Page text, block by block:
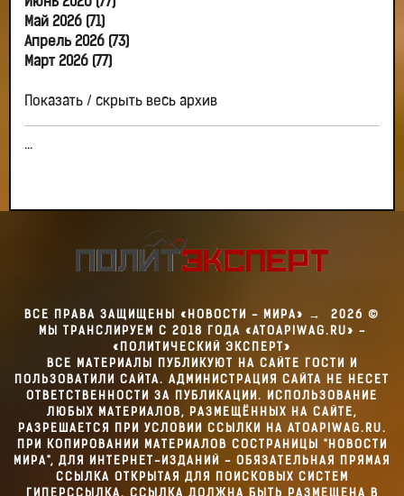
Май 2026 (71)
Апрель 2026 (73)
Март 2026 (77)
Показать / скрыть весь архив
...
ВСЕ ПРАВА ЗАЩИЩЕНЫ «НОВОСТИ - МИРА» → 2026 ©
МЫ ТРАНСЛИРУЕМ С 2018 ГОДА «ATOAPIWAG.RU» -
«ПОЛИТИЧЕСКИЙ ЭКСПЕРТ»
ВСЕ МАТЕРИАЛЫ ПУБЛИКУЮТ НА САЙТЕ ГОСТИ И
ПОЛЬЗОВАТИЛИ САЙТА. АДМИНИСТРАЦИЯ САЙТА НЕ НЕСЕТ
ОТВЕТСТВЕННОСТИ ЗА ПУБЛИКАЦИИ. ИСПОЛЬЗОВАНИЕ
ЛЮБЫХ МАТЕРИАЛОВ, РАЗМЕЩЁННЫХ НА САЙТЕ,
РАЗРЕШАЕТСЯ ПРИ УСЛОВИИ ССЫЛКИ НА ATOAPIWAG.RU.
ПРИ КОПИРОВАНИИ МАТЕРИАЛОВ СОСТРАНИЦЫ "НОВОСТИ
МИРА", ДЛЯ ИНТЕРНЕТ-ИЗДАНИЙ - ОБЯЗАТЕЛЬНАЯ ПРЯМАЯ
ССЫЛКА ОТКРЫТАЯ ДЛЯ ПОИСКОВЫХ СИСТЕМ
ГИПЕРССЫЛКА. ССЫЛКА ДОЛЖНА БЫТЬ РАЗМЕЩЕНА В